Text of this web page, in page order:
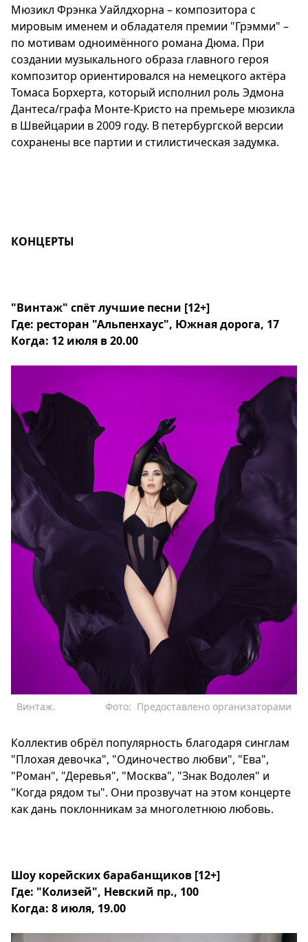
Мюзикл Фрэнка Уайлдхорна – композитора с
мировым именем и обладателя премии "Грэмми" –
по мотивам одноимённого романа Дюма. При
создании музыкального образа главного героя
композитор ориентировался на немецкого актёра
Томаса Борхерта, который исполнил роль Эдмона
Дантеса/графа Монте-Кристо на премьере мюзикла
в Швейцарии в 2009 году. В петербургской версии
сохранены все партии и стилистическая задумка.
КОНЦЕРТЫ
"Винтаж" спёт лучшие песни [12+]
Где: ресторан "Альпенхаус", Южная дорога, 17
Когда: 12 июля в 20.00
Винтаж. Предоставлено организаторами
Фото:
Коллектив обрёл популярность благодаря синглам
"Плохая девочка", "Одиночество любви", "Ева",
"Роман", "Деревья", "Москва", "Знак Водолея" и
"Когда рядом ты". Они прозвучат на этом концерте
как дань поклонникам за многолетнюю любовь.
Шоу корейских барабанщиков [12+]
Где: "Колизей", Невский пр., 100
Когда: 8 июля, 19.00